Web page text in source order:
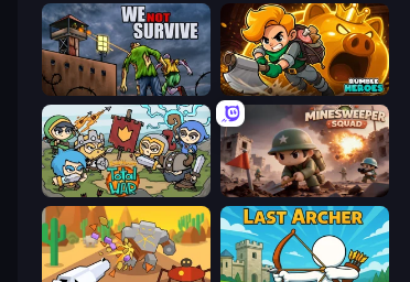
We Not Survive Rumble Heroes
Raid Heroes: Total War Minesweeper Squad